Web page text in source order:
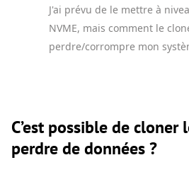
J'ai prévu de le mettre à
NVME, mais comment le
perdre/corrompre mon
C’est possible de cloner
perdre de données ?